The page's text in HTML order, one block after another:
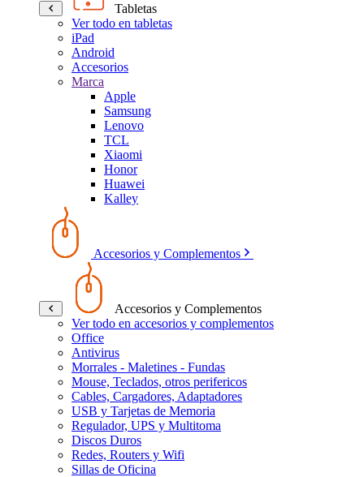
Tabletas
Ver todo en tabletas
iPad
Android
Accesorios
Marca
Apple
Samsung
Lenovo
TCL
Xiaomi
Honor
Huawei
Kalley
Accesorios y Complementos
Accesorios y Complementos
Ver todo en accesorios y complementos
Office
Antivirus
Morrales - Maletines - Fundas
Mouse, Teclados, otros perifericos
Cables, Cargadores, Adaptadores
USB y Tarjetas de Memoria
Regulador, UPS y Multitoma
Discos Duros
Redes, Routers y Wifi
Sillas de Oficina